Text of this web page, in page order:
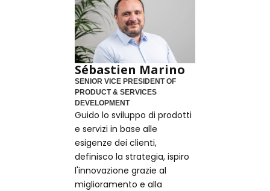
Sébastien Marino
SENIOR VICE PRESIDENT OF
PRODUCT & SERVICES
DEVELOPMENT
Guido lo sviluppo di prodotti
e servizi in base alle
esigenze dei clienti,
definisco la strategia, ispiro
l'innovazione grazie al
miglioramento e alla